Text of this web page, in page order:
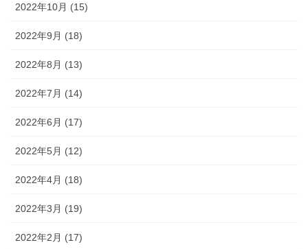
2022年10月 (15)
2022年9月 (18)
2022年8月 (13)
2022年7月 (14)
2022年6月 (17)
2022年5月 (12)
2022年4月 (18)
2022年3月 (19)
2022年2月 (17)